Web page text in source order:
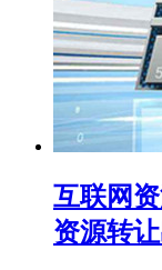
互联网
资源转